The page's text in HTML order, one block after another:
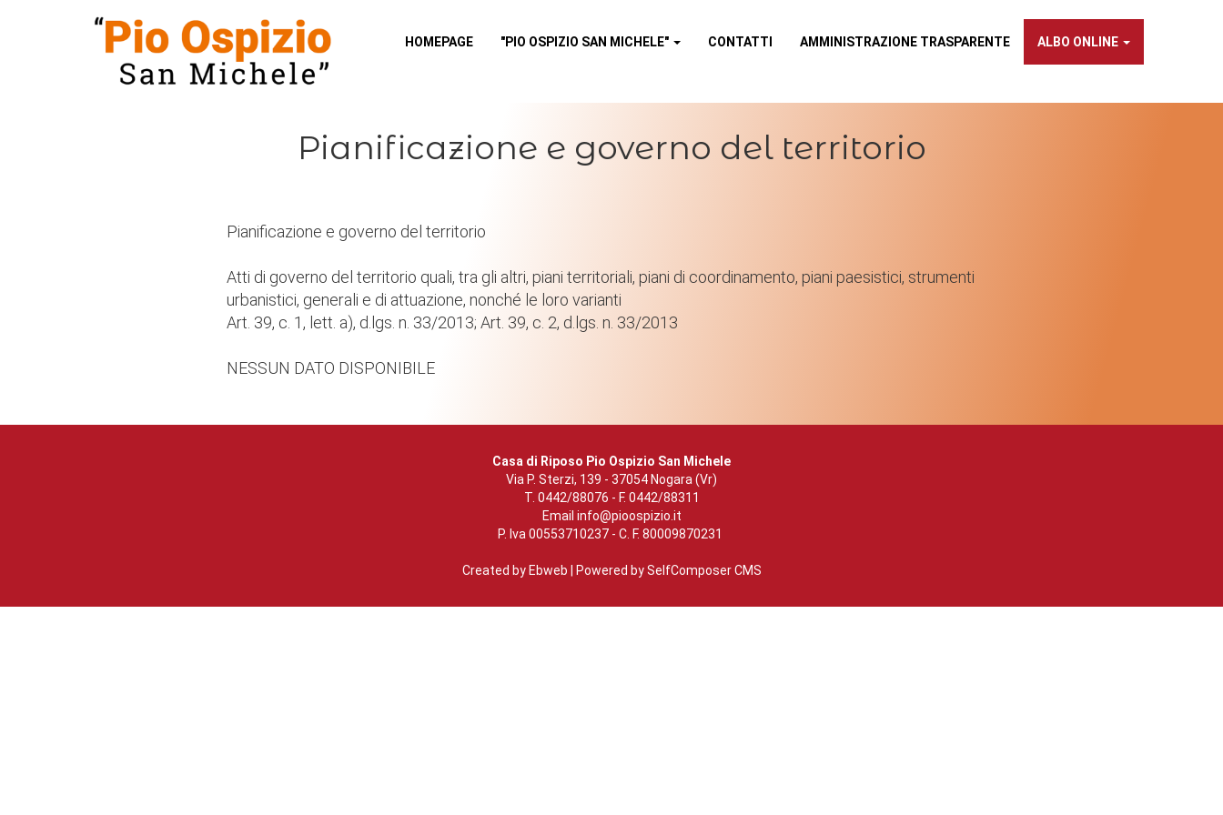
HOMEPAGE "PIO OSPIZIO SAN MICHELE" CONTATTI AMMINISTRAZIONE TRASPARENTE ALBO ONLINE
Homepage
"Pio Ospizio San Michele"
AMMINISTRAZIONE TRASPARENTE
Pianificazione e governo del territorio
Pianificazione e governo del territorio
Atti di governo del territorio quali, tra gli altri, piani territoriali, piani di coordinamento, piani paesistici, strumenti
urbanistici, generali e di attuazione, nonché le loro varianti
Art. 39, c. 1, lett. a), d.lgs. n. 33/2013; Art. 39, c. 2, d.lgs. n. 33/2013
NESSUN DATO DISPONIBILE
Casa di Riposo Pio Ospizio San Michele
Via P. Sterzi, 139 - 37054 Nogara (Vr)
T. 0442/88076 - F. 0442/88311
Email info@pioospizio.it
P. Iva 00553710237 - C. F. 80009870231
Created by Ebweb | Powered by SelfComposer CMS